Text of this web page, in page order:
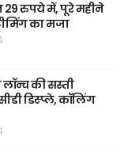
29 रुपये में, पूरे महीने
का मजा
की सस्ती
डिस्प्ले, कॉलिंग